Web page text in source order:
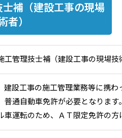
補（建設工事の現場
者）
工管理技士補（建設工事の現場技
建設工事の施工管理業務等に携わ
普通自動車免許が必要となります
車運転のため、ＡＴ限定免許の